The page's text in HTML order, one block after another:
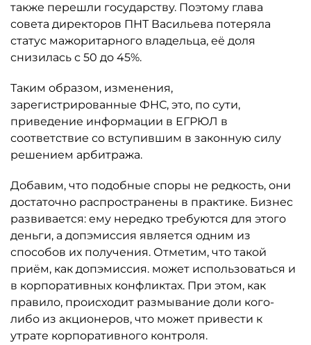
также перешли государству. Поэтому глава
совета директоров ПНТ Васильева потеряла
статус мажоритарного владельца, её доля
снизилась с 50 до 45%.
Таким образом, изменения,
зарегистрированные ФНС, это, по сути,
приведение информации в ЕГРЮЛ в
соответствие со вступившим в законную силу
решением арбитража.
Добавим, что подобные споры не редкость, они
достаточно распространены в практике. Бизнес
развивается: ему нередко требуются для этого
деньги, а допэмиссия является одним из
способов их получения. Отметим, что такой
приём, как допэмиссия. может использоваться и
в корпоративных конфликтах. При этом, как
правило, происходит размывание доли кого-
либо из акционеров, что может привести к
утрате корпоративного контроля.